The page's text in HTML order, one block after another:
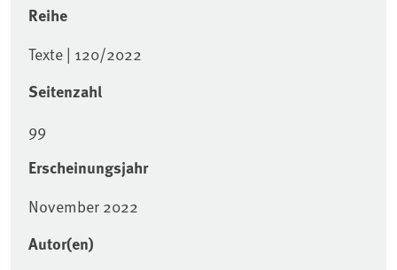
Reihe
Texte | 120/2022
Seitenzahl
99
Erscheinungsjahr
November 2022
Autor(en)